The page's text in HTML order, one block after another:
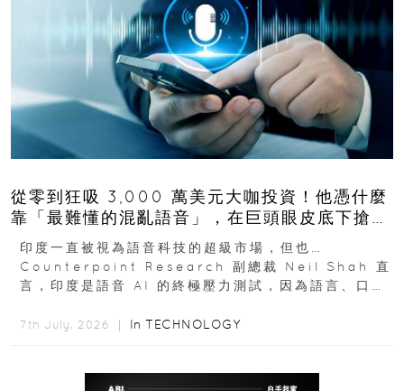
從零到狂吸 3,000 萬美元大咖投資！他憑什麼
靠「最難懂的混亂語音」，在巨頭眼皮底下搶下
十億人市場？
印度一直被視為語音科技的超級市場，但也…
Counterpoint Research 副總裁 Neil Shah 直
言，印度是語音 AI 的終極壓力測試，因為語言、口音
7th July, 2026 ｜ In TECHNOLOGY